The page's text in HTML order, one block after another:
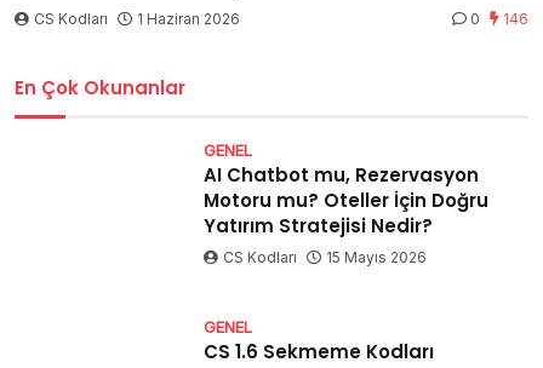
CS Kodları 1 Haziran 2026 0 146
En Çok Okunanlar
GENEL
AI Chatbot mu, Rezervasyon
Motoru mu? Oteller İçin Doğru
Yatırım Stratejisi Nedir?
CS Kodları 15 Mayıs 2026
GENEL
CS 1.6 Sekmeme Kodları